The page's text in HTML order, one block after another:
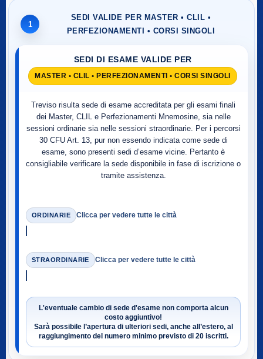
1
SEDI VALIDE PER MASTER • CLIL •
PERFEZIONAMENTI • CORSI SINGOLI
SEDI DI ESAME VALIDE PER
MASTER • CLIL • PERFEZIONAMENTI • CORSI SINGOLI
Treviso risulta sede di esame accreditata per gli esami finali
dei Master, CLIL e Perfezionamenti Mnemosine, sia nelle
sessioni ordinarie sia nelle sessioni straordinarie. Per i percorsi
30 CFU Art. 13, pur non essendo indicata come sede di
esame, sono presenti sedi d’esame vicine. Pertanto è
consigliabile verificare la sede disponibile in fase di iscrizione o
tramite assistenza.
ORDINARIE Clicca per vedere tutte le città
STRAORDINARIE Clicca per vedere tutte le città
L'eventuale cambio di sede d'esame non comporta alcun
costo aggiuntivo!
Sarà possibile l’apertura di ulteriori sedi, anche all’estero, al
raggiungimento del numero minimo previsto di 20 iscritti.